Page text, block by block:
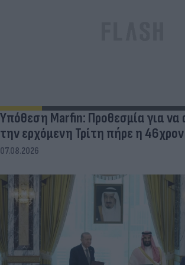
Υπόθεση Marfin: Προθεσμία για να
την ερχόμενη Τρίτη πήρε η
07.08.2026